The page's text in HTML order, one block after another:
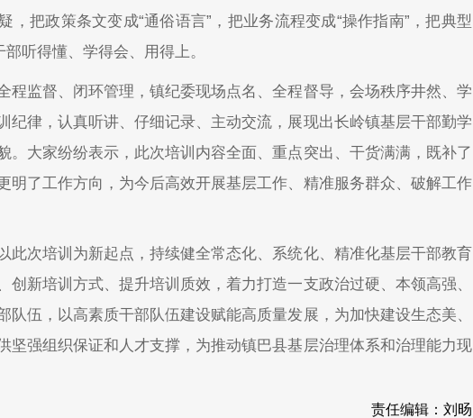
，把政策条文变成“通俗语言”，把业务流程变成“操作指南”，把典型
听得懂、学得会、用得上。
程监督、闭环管理，镇纪委现场点名、全程督导，会场秩序井然、学
纪律，认真听讲、仔细记录、主动交流，展现出长岭镇基层干部勤学
。大家纷纷表示，此次培训内容全面、重点突出、干货满满，既补了
明了工作方向，为今后高效开展基层工作、精准服务群众、破解工作
此次培训为新起点，持续健全常态化、系统化、精准化基层干部教育
创新培训方式、提升培训质效，着力打造一支政治过硬、本领高强、
队伍，以高素质干部队伍建设赋能高质量发展，为加快建设生态美、
坚强组织保证和人才支撑，为推动镇巴县基层治理体系和治理能力现
责任编辑：刘旸